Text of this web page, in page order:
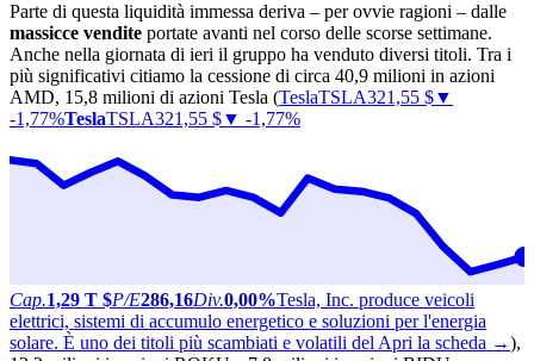
Parte di questa liquidità immessa deriva – per ovvie ragioni – dalle
massicce vendite portate avanti nel corso delle scorse settimane.
Anche nella giornata di ieri il gruppo ha venduto diversi titoli. Tra i
più significativi citiamo la cessione di circa 40,9 milioni in azioni
AMD, 15,8 milioni di azioni Tesla (TeslaTSLA321,55 $▼
-1,77%TeslaTSLA321,55 $▼ -1,77%
Cap.1,29 T $P/E286,16Div.0,00%Tesla, Inc. produce veicoli
elettrici, sistemi di accumulo energetico e soluzioni per l'energia
solare. È uno dei titoli più scambiati e volatili del Apri la scheda →),